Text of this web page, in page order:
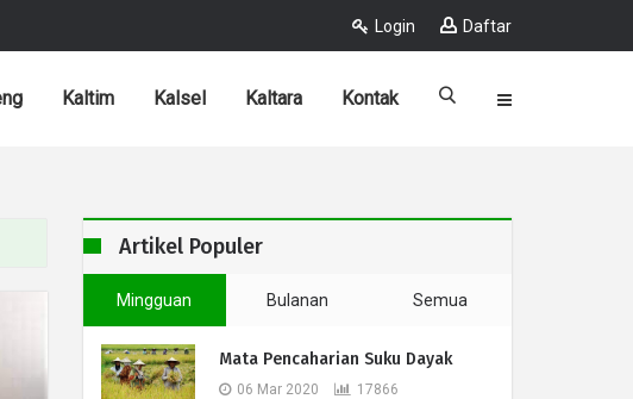
Login Daftar
Kaltim Kalsel Kaltara Kontak
Artikel Populer
Mingguan Bulanan Semua
Mata Pencaharian Suku Dayak
06 Mar 2020 17866